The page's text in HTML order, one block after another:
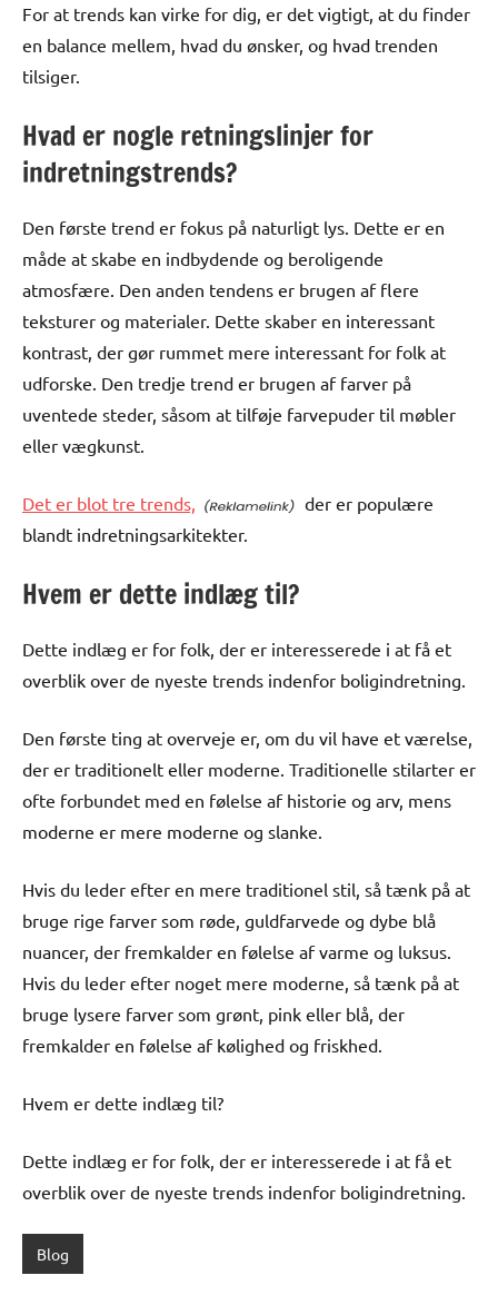
For at trends kan virke for dig, er det vigtigt, at du finder
en balance mellem, hvad du ønsker, og hvad trenden
tilsiger.
Hvad er nogle retningslinjer for
indretningstrends?
Den første trend er fokus på naturligt lys. Dette er en
måde at skabe en indbydende og beroligende
atmosfære. Den anden tendens er brugen af flere
teksturer og materialer. Dette skaber en interessant
kontrast, der gør rummet mere interessant for folk at
udforske. Den tredje trend er brugen af farver på
uventede steder, såsom at tilføje farvepuder til møbler
eller vægkunst.
Det er blot tre trends,
der er populære
blandt indretningsarkitekter.
Hvem er dette indlæg til?
Dette indlæg er for folk, der er interesserede i at få et
overblik over de nyeste trends indenfor boligindretning.
Den første ting at overveje er, om du vil have et værelse,
der er traditionelt eller moderne. Traditionelle stilarter er
ofte forbundet med en følelse af historie og arv, mens
moderne er mere moderne og slanke.
Hvis du leder efter en mere traditionel stil, så tænk på at
bruge rige farver som røde, guldfarvede og dybe blå
nuancer, der fremkalder en følelse af varme og luksus.
Hvis du leder efter noget mere moderne, så tænk på at
bruge lysere farver som grønt, pink eller blå, der
fremkalder en følelse af kølighed og friskhed.
Hvem er dette indlæg til?
Dette indlæg er for folk, der er interesserede i at få et
overblik over de nyeste trends indenfor boligindretning.
Blog